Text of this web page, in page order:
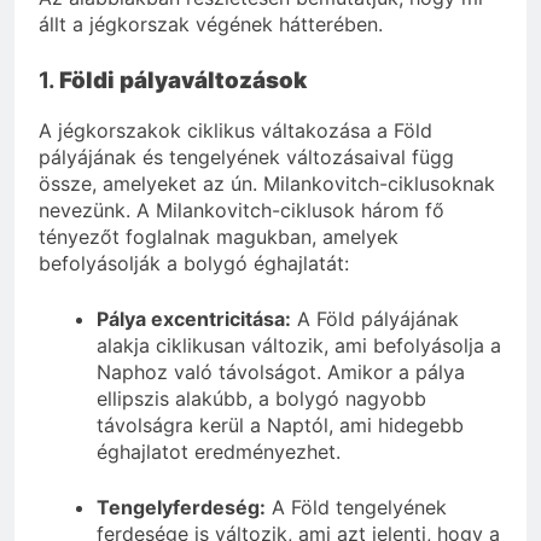
állt a jégkorszak végének hátterében.
1. Földi pályaváltozások
A jégkorszakok ciklikus váltakozása a Föld
pályájának és tengelyének változásaival függ
össze, amelyeket az ún. Milankovitch-ciklusoknak
nevezünk. A Milankovitch-ciklusok három fő
tényezőt foglalnak magukban, amelyek
befolyásolják a bolygó éghajlatát:
Pálya excentricitása: A Föld pályájának
alakja ciklikusan változik, ami befolyásolja a
Naphoz való távolságot. Amikor a pálya
ellipszis alakúbb, a bolygó nagyobb
távolságra kerül a Naptól, ami hidegebb
éghajlatot eredményezhet.
Tengelyferdeség: A Föld tengelyének
ferdesége is változik, ami azt jelenti, hogy a